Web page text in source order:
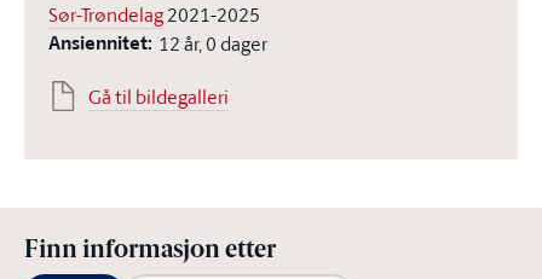
Sør-Trøndelag2021-2025
Ansiennitet: 12 år, 0 dager
Gå til bildegalleri
Finn informasjon etter